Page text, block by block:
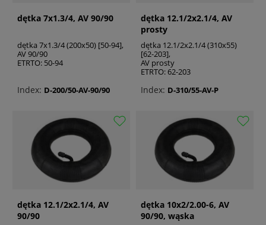
dętka 7x1.3/4, AV 90/90
dętka 7x1.3/4 (200x50) [50-94],
AV 90/90
ETRTO: 50-94
Index: D-200/50-AV-90/90
dętka 12.1/2x2.1/4, AV
prosty
dętka 12.1/2x2.1/4 (310x55)
[62-203],
AV prosty
ETRTO: 62-203
Index: D-310/55-AV-P
dętka 12.1/2x2.1/4, AV
90/90
dętka 10x2/2.00-6, AV
90/90, wąska